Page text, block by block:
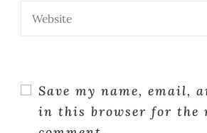
Save my name, email,
in this browser for the